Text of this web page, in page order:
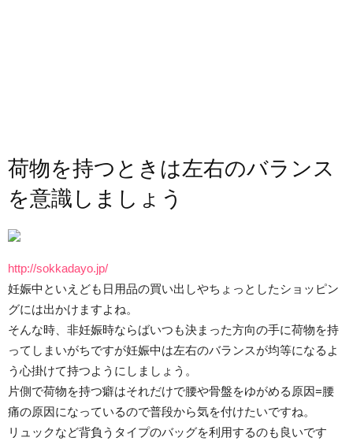
荷物を持つときは左右のバランス
を意識しましょう
http://sokkadayo.jp/
妊娠中といえども日用品の買い出しやちょっとしたショッピン
グには出かけますよね。
そんな時、非妊娠時ならばいつも決まった方向の手に荷物を持
ってしまいがちですが妊娠中は左右のバランスが均等になるよ
う心掛けて持つようにしましょう。
片側で荷物を持つ癖はそれだけで腰や骨盤をゆがめる原因=腰
痛の原因になっているので普段から気を付けたいですね。
リュックなど背負うタイプのバッグを利用するのも良いです